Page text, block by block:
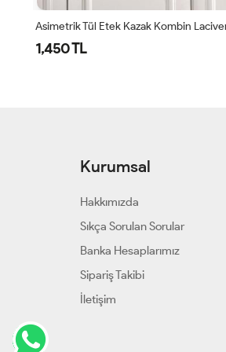
Asimetrik Tül Etek Kazak Kombin
1,450 TL
Kurumsal
Hakkımızda
Sıkça Sorulan Sorular
Banka Hesaplarımız
Sipariş Takibi
İletişim